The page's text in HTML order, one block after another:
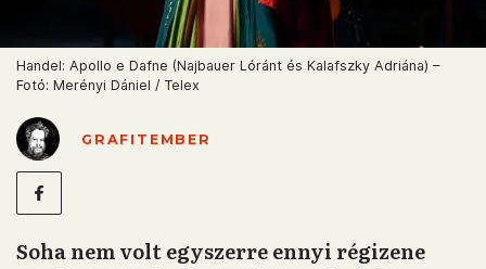
Handel: Apollo e Dafne (Najbauer Lóránt és Kalafszky Adriána) –
Fotó: Merényi Dániel / Telex
GRAFITEMBER
Soha nem volt egyszerre ennyi régizene